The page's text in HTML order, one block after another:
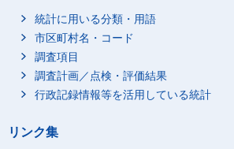
統計に用いる分類・用語
市区町村名・コード
調査項目
調査計画／点検・評価結果
行政記録情報等を活用している統計
リンク集